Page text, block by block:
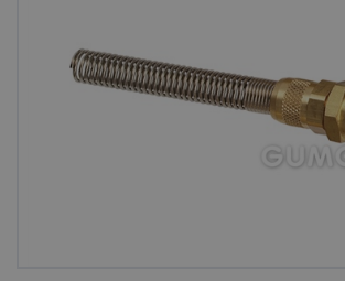
Další pryžové a plastové výrobky